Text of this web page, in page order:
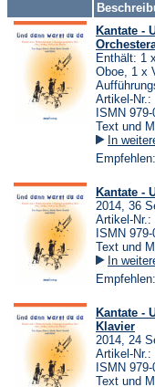
Kantate -
Enthält: 1
Oboe, 1 x
Artikel-Nr.:
ISMN
Text und
In
Empfehlen:
Kantate -
2014, 36
Artikel-Nr.:
ISMN
Text und
In
Empfehlen:
Kantate -
Klavier
2014, 24
Artikel-Nr.:
ISMN
Text und